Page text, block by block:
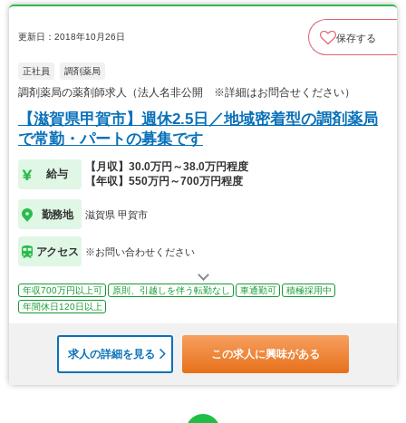
更新日：2018年10月26日 保存する
正社員 調剤薬局
調剤薬局の薬剤師求人（法人名非公開 ※詳細はお問合せください）
【滋賀県甲賀市】週休2.5日／地域密着型の調剤薬局
で常勤・パートの募集です
給与
【月収】30.0万円～38.0万円程度
【年収】550万円～700万円程度
勤務地 滋賀県 甲賀市
アクセス ※お問い合わせください
年収700万円以上可 原則、引越しを伴う転勤なし 車通勤可
積極採用中
年間休日120日以上
求人の詳細を見る この求人に興味がある